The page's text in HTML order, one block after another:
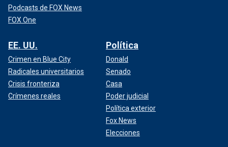
Podcasts de FOX News
FOX One
EE. UU.
Crimen en Blue City
Radicales universitarios
Crisis fronteriza
Crímenes reales
Política
Donald
Senado
Casa
Poder judicial
Política exterior
Fox News
Elecciones